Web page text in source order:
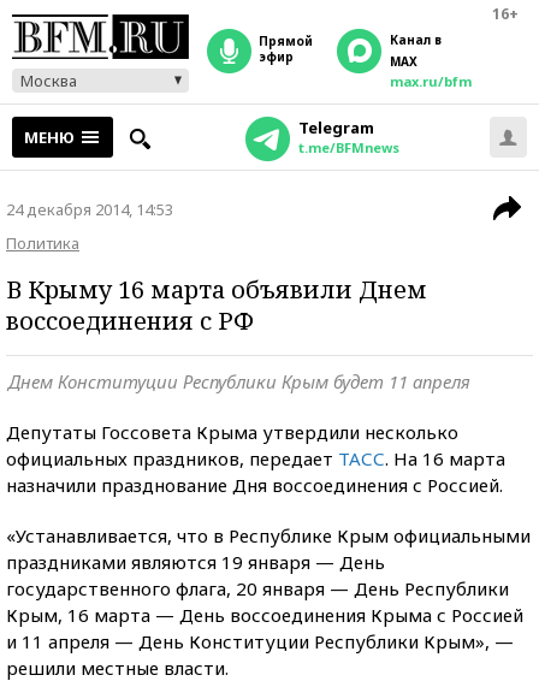
16+
Москва
прямой
эфир
Канал в
MAX
max.ru/bfm
МЕНЮ Telegram
t.me/BFMnews
24 декабря 2014, 14:53
Политика
В Крыму 16 марта объявили Днем
воссоединения с РФ
Днем Конституции Республики Крым будет 11 апреля
Депутаты Госсовета Крыма утвердили несколько
официальных праздников, передает ТАСС. На 16 марта
назначили празднование Дня воссоединения с Россией.
«Устанавливается, что в Республике Крым официальными
праздниками являются 19 января — День
государственного флага, 20 января — День Республики
Крым, 16 марта — День воссоединения Крыма с Россией
и 11 апреля — День Конституции Республики Крым», —
решили местные власти.